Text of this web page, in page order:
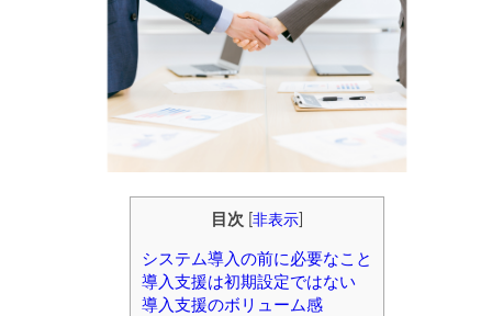
目次 非表示
システム導入の前に必要なこと
導入支援は初期設定ではない
導入支援のボリューム感